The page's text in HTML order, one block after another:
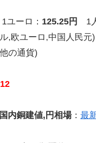
ユーロ： 125.25円 1
,欧ユーロ,中国人民元)
の通貨)
内銅建値,円相場： 最